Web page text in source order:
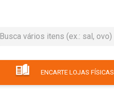
vários itens (ex.: sal, ovo)
ENCARTE LOJAS FÍSICAS
leite